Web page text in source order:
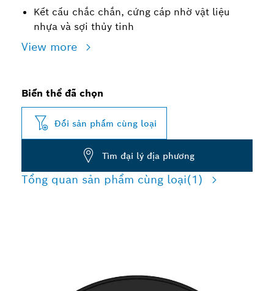
Kết cấu chắc chắn, cứng cáp nhờ vật liệu
nhựa và sợi thủy tinh
View more
Biến thể đã chọn
Đổi sản phẩm cùng loại
Tìm đại lý địa phương
Tổng quan sản phẩm cùng loại(1)